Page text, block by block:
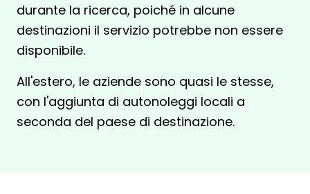
durante la ricerca, poiché in alcune
destinazioni il servizio potrebbe non essere
disponibile.
All'estero, le aziende sono quasi le stesse,
con l'aggiunta di autonoleggi locali a
seconda del paese di destinazione.